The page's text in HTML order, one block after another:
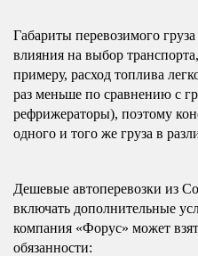
Габариты перевозимого
влияния на выбор
примеру, расход топлива
раз меньше по сравнению с
рефрижераторы), поэтому
одного и того же груза в
Дешевые автоперевозки из
включать дополнительные
компания «Форус» может
обязанности: